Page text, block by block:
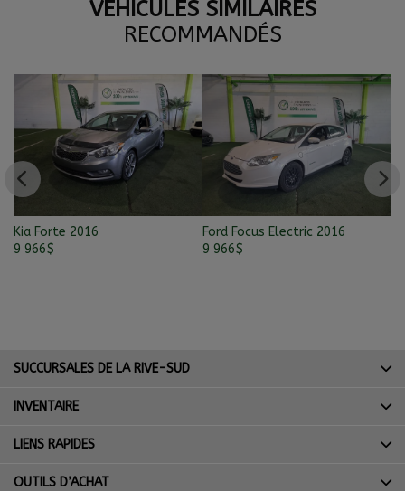
VÉHICULES SIMILAIRES
RECOMMANDÉS
Kia Forte 2016
9 966$
Ford Focus Electric 2016
9 966$
SUCCURSALES DE LA RIVE-SUD
INVENTAIRE
LIENS RAPIDES
OUTILS D’ACHAT